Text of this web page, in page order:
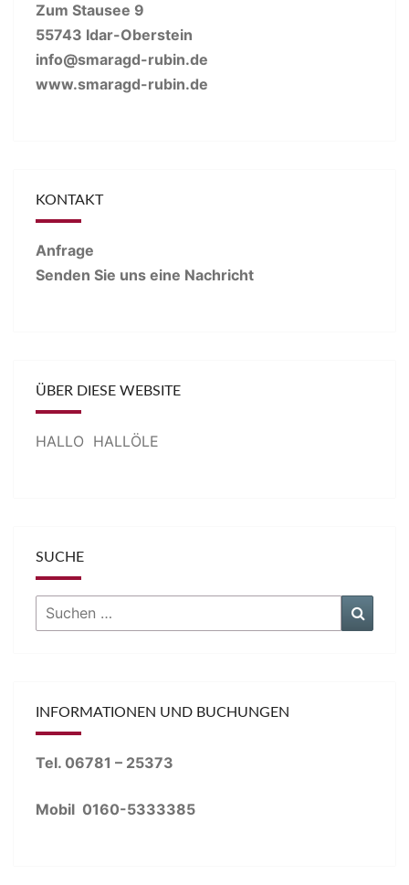
Zum Stausee 9
55743 Idar-Oberstein
info@smaragd-rubin.de
www.smaragd-rubin.de
KONTAKT
Anfrage
Senden Sie uns eine Nachricht
ÜBER DIESE WEBSITE
HALLO HALLÖLE
SUCHE
Suchen
nach:
INFORMATIONEN UND BUCHUNGEN
Tel. 06781 – 25373
Mobil 0160-5333385